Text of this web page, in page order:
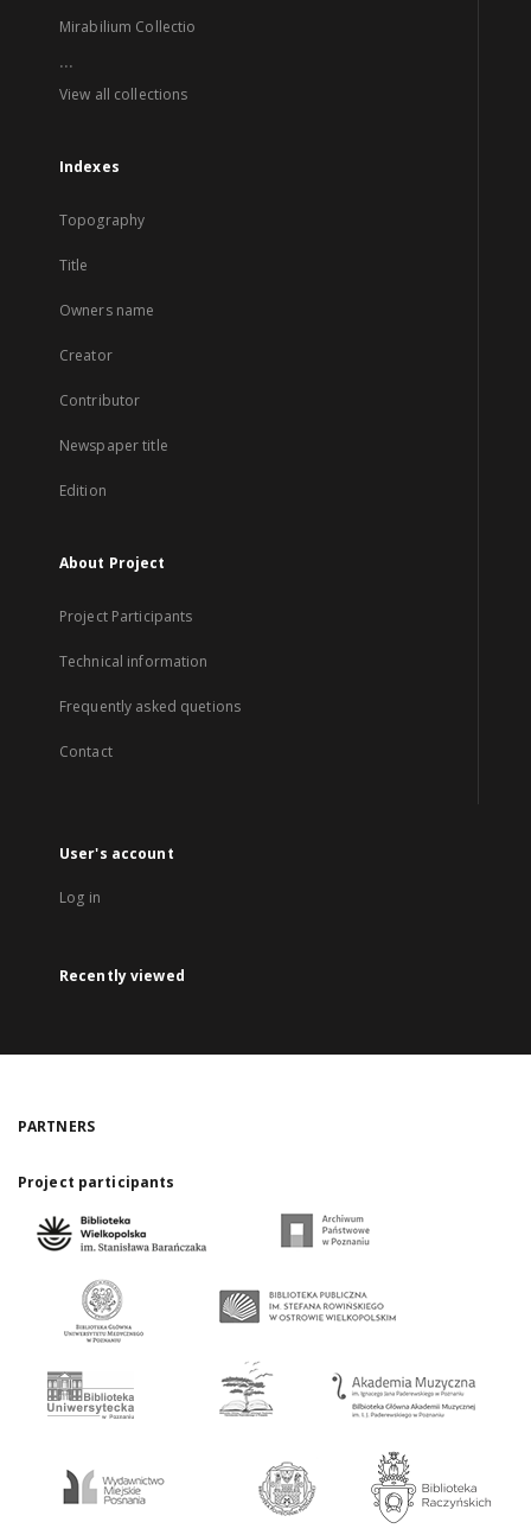
Mirabilium Collectio
...
View all collections
Indexes
Topography
Title
Owners name
Creator
Contributor
Newspaper title
Edition
About Project
Project Participants
Technical information
Frequently asked quetions
Contact
User's account
Log in
Recently viewed
PARTNERS
Project participants